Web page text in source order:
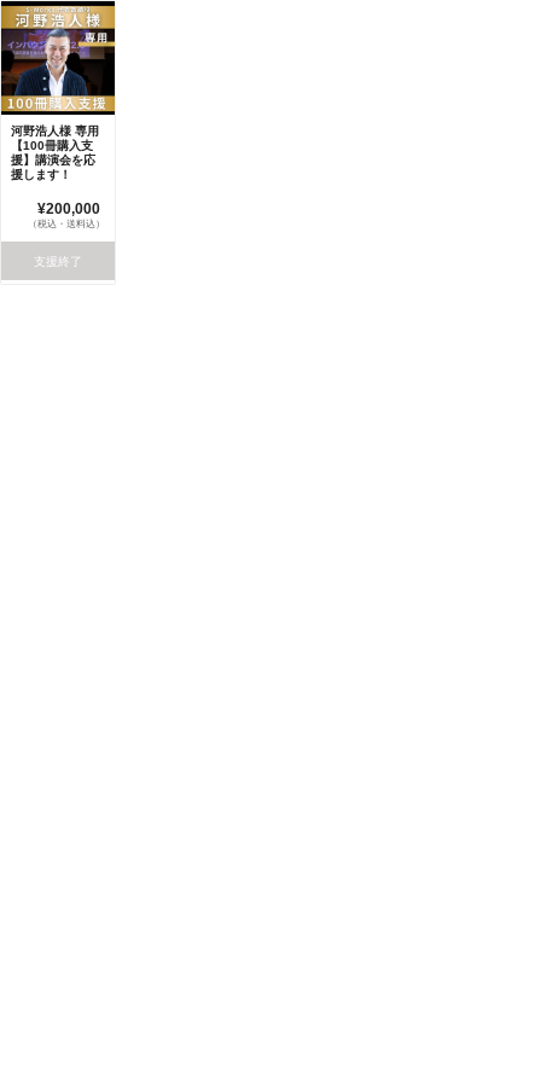
河野浩人様 専用
【100冊購入支
援】講演会を応
援します！
¥200,000
（税込・送料込）
支援終了